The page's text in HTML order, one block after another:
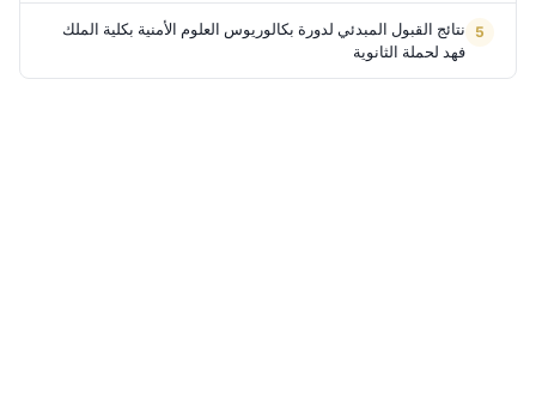
نتائج القبول المبدئي لدورة بكالوريوس العلوم الأمنية بكلية الملك
فهد لحملة الثانوية